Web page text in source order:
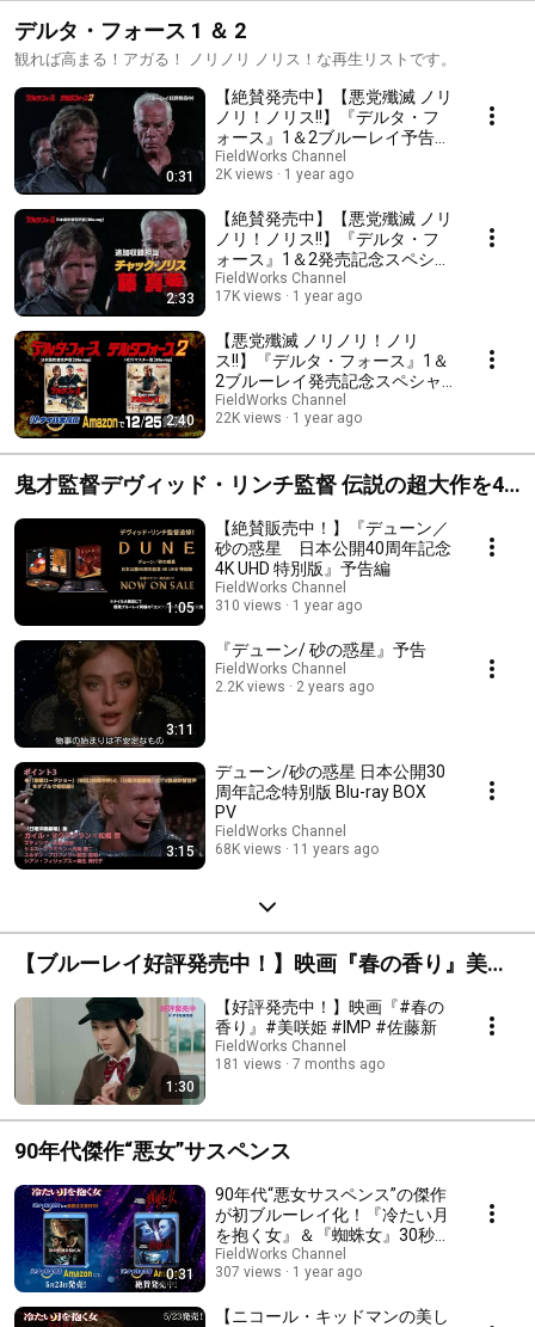
デルタ・フォース 1 ＆ 2
観れば高まる！アガる！ ノリノリ ノリス！な再生リストです。
0:31
【絶賛発売中】【悪党殲滅 ノリ
ノリ！ノリス!!】『デルタ・フ
ォース』1＆2ブルーレイ予告
（30s）
FieldWorks Channel
2K views
1 year ago
2:33
【絶賛発売中】【悪党殲滅 ノリ
ノリ！ノリス!!】『デルタ・フ
ォース』1＆2発売記念スペシャ
ルPV
FieldWorks Channel
17K views
1 year ago
2:40
【悪党殲滅 ノリノリ！ノリ
ス!!】『デルタ・フォース』1＆
2ブルーレイ発売記念スペシャ
ルPV
FieldWorks Channel
22K views
1 year ago
鬼才監督デヴィッド・リンチ監督 伝説の超大作を4K
UHDで！DUNE デューン 砂の惑星 絶賛発売中！
1:05
【絶賛販売中！】『デューン／
砂の惑星 日本公開40周年記念
4K UHD 特別版』予告編
FieldWorks Channel
310 views
1 year ago
3:11
『デューン/ 砂の惑星』予告
FieldWorks Channel
2.2K views
2 years ago
3:15
デューン/砂の惑星 日本公開30
周年記念特別版 Blu-ray BOX
PV
FieldWorks Channel
68K views
11 years ago
【ブルーレイ好評発売中！】映画『春の香り』美咲
姫 佐藤新(IMP.)【夢を追い続けた18歳の少女が遺し
た“生きる力”。】
1:30
【好評発売中！】映画『#春の
香り』#美咲姫 #IMP #佐藤新
FieldWorks Channel
181 views
7 months ago
90年代傑作“悪女”サスペンス
0:31
90年代“悪女サスペンス”の傑作
が初ブルーレイ化！『冷たい月
を抱く女』＆『蜘蛛女』30秒ダ
ブルスポット
FieldWorks Channel
307 views
1 year ago
【ニコール・キッドマンの美し